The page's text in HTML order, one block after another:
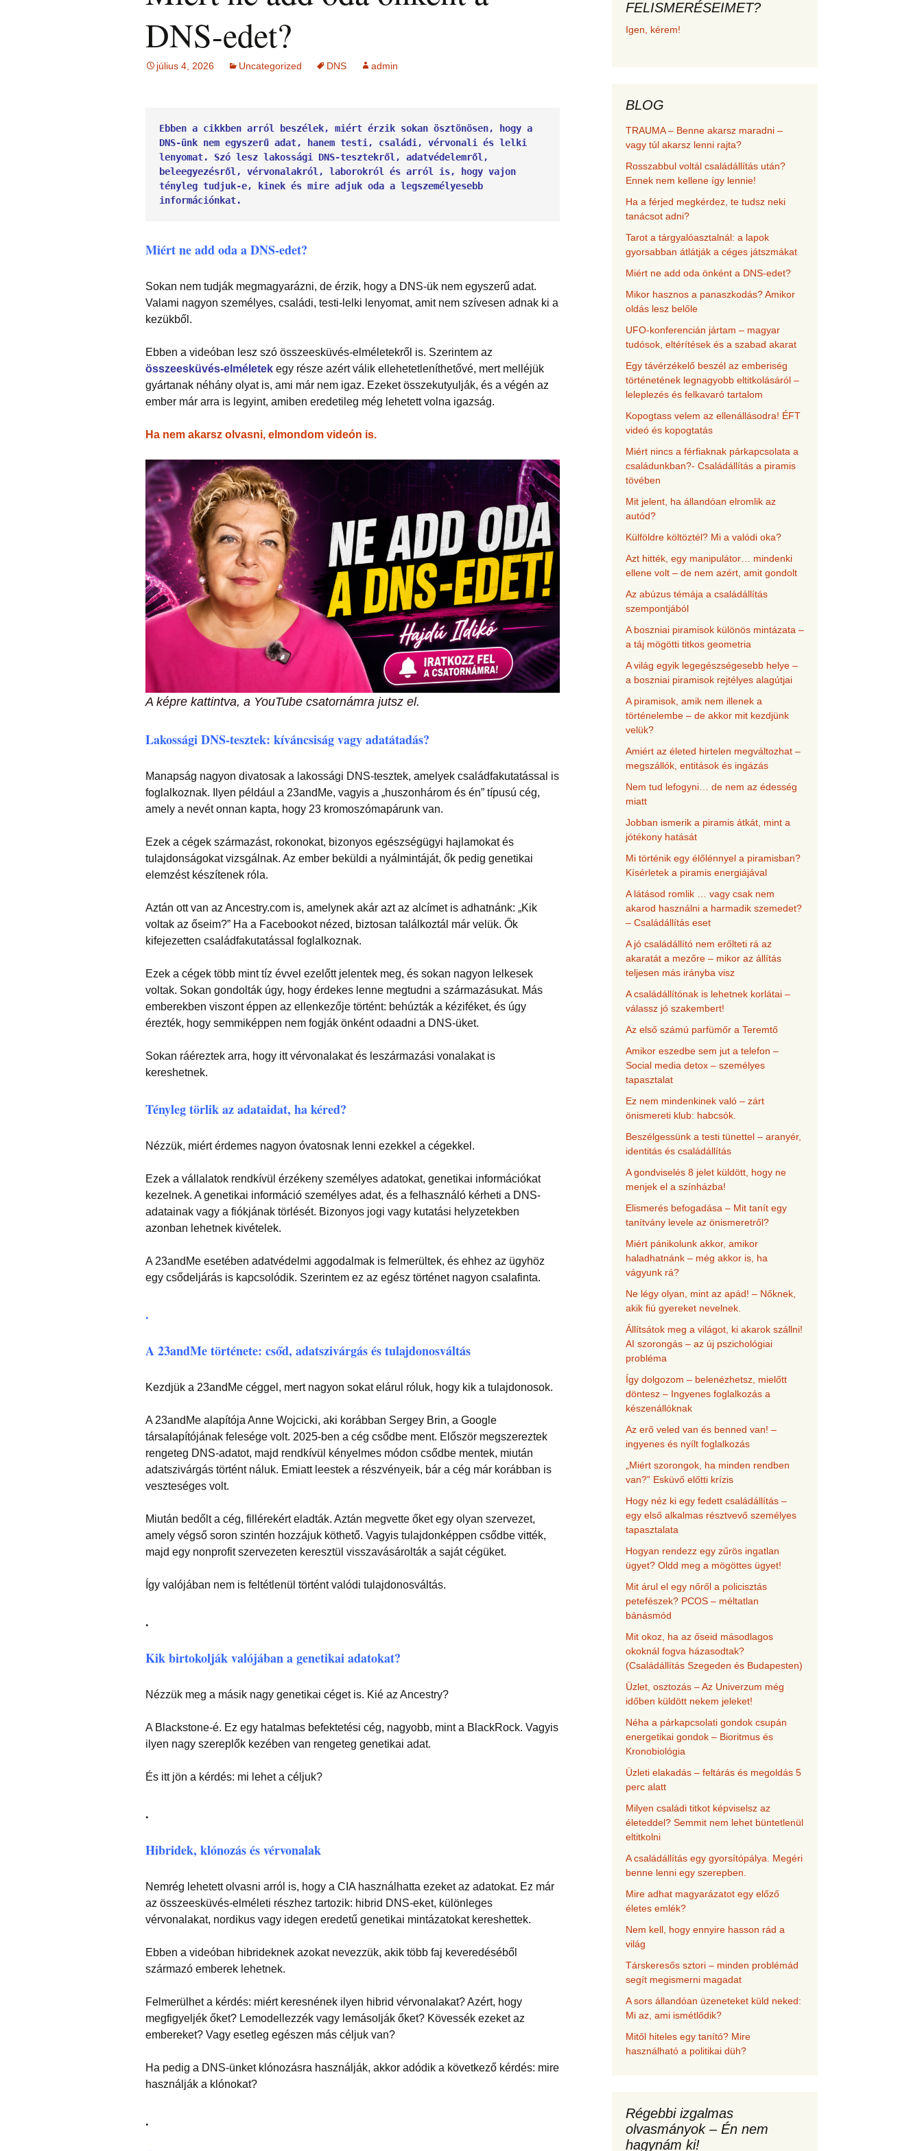
INGÁS KÖZVETÍTÉS –
TANFOLYAM
ÉFT FOGLALKOZÁS
Kronobiológia –
tanfolyam
Kronobiológiai
számolóprogram
BYRON KATIE – 4
KÉRDÉS TANFOLYAM
TANULJ
Online is
Megvásárolható
hanganyagok – régebbi
Ingás Lélekállítás
Lélekállítás ingával –
esetek
ÉLETFORGATÓKÖNYV
További kronobiológia
írások és videók
TAROT kártya
(sorselemzés és
problémafeltárás)
FELOLDÁS JÁTÉK
TUDATFORMATTÁLÁS
írások (ítéleteink
megfordítása)
MÁTRIXENERGETIKA
ACCESS
CONSCIOUSNESS
(hozzáférés a
tudatossághoz)
ELENGEDÉS
problémafeltárás
mesével
Alternatív megoldások
problémákra
Kronobiológiai esetek
Korlátozó hiedelmek a
testsúly, elhízás, evés,
… témakörében
témakörében
Öngyógyítás
frekvenciákkal
felismeréseimet és
DNS-edet?
július 4, 2026 Uncategorized DNS admin
Ebben a cikkben arról beszélek, miért érzik sokan ösztönösen, hogy a
DNS-ünk nem egyszerű adat, hanem testi, családi, vérvonali és lelki
lenyomat. Szó lesz lakossági DNS-tesztekről, adatvédelemről,
beleegyezésről, vérvonalakról, laborokról és arról is, hogy vajon
tényleg tudjuk-e, kinek és mire adjuk oda a legszemélyesebb
információnkat.
Miért ne add oda a DNS-edet?
Sokan nem tudják megmagyarázni, de érzik, hogy a DNS-ük nem egyszerű adat.
Valami nagyon személyes, családi, testi-lelki lenyomat, amit nem szívesen adnak ki a
kezükből.
Ebben a videóban lesz szó összeesküvés-elméletekről is. Szerintem az
összeesküvés-elméletek egy része azért válik ellehetetleníthetővé, mert melléjük
gyártanak néhány olyat is, ami már nem igaz. Ezeket összekutyulják, és a végén az
ember már arra is legyint, amiben eredetileg még lehetett volna igazság.
Ha nem akarsz olvasni, elmondom videón is.
A képre kattintva, a YouTube csatornámra jutsz el.
Lakossági DNS-tesztek: kíváncsiság vagy adatátadás?
Manapság nagyon divatosak a lakossági DNS-tesztek, amelyek családfakutatással is
foglalkoznak. Ilyen például a 23andMe, vagyis a „huszonhárom és én” típusú cég,
amely a nevét onnan kapta, hogy 23 kromoszómapárunk van.
Ezek a cégek származást, rokonokat, bizonyos egészségügyi hajlamokat és
tulajdonságokat vizsgálnak. Az ember beküldi a nyálmintáját, ők pedig genetikai
elemzést készítenek róla.
Aztán ott van az Ancestry.com is, amelynek akár azt az alcímet is adhatnánk: „Kik
voltak az őseim?” Ha a Facebookot nézed, biztosan találkoztál már velük. Ők
kifejezetten családfakutatással foglalkoznak.
Ezek a cégek több mint tíz évvel ezelőtt jelentek meg, és sokan nagyon lelkesek
voltak. Sokan gondolták úgy, hogy érdekes lenne megtudni a származásukat. Más
emberekben viszont éppen az ellenkezője történt: behúzták a kéziféket, és úgy
érezték, hogy semmiképpen nem fogják önként odaadni a DNS-üket.
Sokan ráéreztek arra, hogy itt vérvonalakat és leszármazási vonalakat is
kereshetnek.
Tényleg törlik az adataidat, ha kéred?
Nézzük, miért érdemes nagyon óvatosnak lenni ezekkel a cégekkel.
Ezek a vállalatok rendkívül érzékeny személyes adatokat, genetikai információkat
kezelnek. A genetikai információ személyes adat, és a felhasználó kérheti a DNS-
adatainak vagy a fiókjának törlését. Bizonyos jogi vagy kutatási helyzetekben
azonban lehetnek kivételek.
A 23andMe esetében adatvédelmi aggodalmak is felmerültek, és ehhez az ügyhöz
egy csődeljárás is kapcsolódik. Szerintem ez az egész történet nagyon csalafinta.
.
A 23andMe története: csőd, adatszivárgás és tulajdonosváltás
Kezdjük a 23andMe céggel, mert nagyon sokat elárul róluk, hogy kik a tulajdonosok.
A 23andMe alapítója Anne Wojcicki, aki korábban Sergey Brin, a Google
társalapítójának felesége volt. 2025-ben a cég csődbe ment. Először megszereztek
rengeteg DNS-adatot, majd rendkívül kényelmes módon csődbe mentek, miután
adatszivárgás történt náluk. Emiatt leestek a részvényeik, bár a cég már korábban is
veszteséges volt.
Miután bedőlt a cég, fillérekért eladták. Aztán megvette őket egy olyan szervezet,
amely végső soron szintén hozzájuk köthető. Vagyis tulajdonképpen csődbe vitték,
majd egy nonprofit szervezeten keresztül visszavásárolták a saját cégüket.
Így valójában nem is feltétlenül történt valódi tulajdonosváltás.
.
Kik birtokolják valójában a genetikai adatokat?
Nézzük meg a másik nagy genetikai céget is. Kié az Ancestry?
A Blackstone-é. Ez egy hatalmas befektetési cég, nagyobb, mint a BlackRock. Vagyis
ilyen nagy szereplők kezében van rengeteg genetikai adat.
És itt jön a kérdés: mi lehet a céljuk?
.
Hibridek, klónozás és vérvonalak
Nemrég lehetett olvasni arról is, hogy a CIA használhatta ezeket az adatokat. Ez már
az összeesküvés-elméleti részhez tartozik: hibrid DNS-eket, különleges
vérvonalakat, nordikus vagy idegen eredetű genetikai mintázatokat kereshettek.
Ebben a videóban hibrideknek azokat nevezzük, akik több faj keveredéséből
származó emberek lehetnek.
Felmerülhet a kérdés: miért keresnének ilyen hibrid vérvonalakat? Azért, hogy
megfigyeljék őket? Lemodellezzék vagy lemásolják őket? Kövessék ezeket az
embereket? Vagy esetleg egészen más céljuk van?
Ha pedig a DNS-ünket klónozásra használják, akkor adódik a következő kérdés: mire
használják a klónokat?
.
FELISMERÉSEIMET?
Igen, kérem!
BLOG
TRAUMA – Benne akarsz maradni –
vagy túl akarsz lenni rajta?
Rosszabbul voltál családállítás után?
Ennek nem kellene így lennie!
Ha a férjed megkérdez, te tudsz neki
tanácsot adni?
Tarot a tárgyalóasztalnál: a lapok
gyorsabban átlátják a céges játszmákat
Miért ne add oda önként a DNS-edet?
Mikor hasznos a panaszkodás? Amikor
oldás lesz belőle
UFO-konferencián jártam – magyar
tudósok, eltérítések és a szabad akarat
Egy távérzékelő beszél az emberiség
történetének legnagyobb eltitkolásáról –
leleplezés és felkavaró tartalom
Kopogtass velem az ellenállásodra! ÉFT
videó és kopogtatás
Miért nincs a férfiaknak párkapcsolata a
családunkban?- Családállítás a piramis
tövében
Mit jelent, ha állandóan elromlik az
autód?
Külföldre költöztél? Mi a valódi oka?
Azt hitték, egy manipulátor… mindenki
ellene volt – de nem azért, amit gondolt
Az abúzus témája a családállítás
szempontjából
A boszniai piramisok különös mintázata –
a táj mögötti titkos geometria
A világ egyik legegészségesebb helye –
a boszniai piramisok rejtélyes alagútjai
A piramisok, amik nem illenek a
történelembe – de akkor mit kezdjünk
velük?
Amiért az életed hirtelen megváltozhat –
megszállók, entitások és ingázás
Nem tud lefogyni… de nem az édesség
miatt
Jobban ismerik a piramis átkát, mint a
jótékony hatását
Mi történik egy élőlénnyel a piramisban?
Kísérletek a piramis energiájával
A látásod romlik … vagy csak nem
akarod használni a harmadik szemedet?
– Családállítás eset
A jó családállító nem erőlteti rá az
akaratát a mezőre – mikor az állítás
teljesen más irányba visz
A családállítónak is lehetnek korlátai –
válassz jó szakembert!
Az első számú parfümőr a Teremtő
Amikor eszedbe sem jut a telefon –
Social media detox – személyes
tapasztalat
Ez nem mindenkinek való – zárt
önismereti klub: habcsók.
Beszélgessünk a testi tünettel – aranyér,
identitás és családállítás
A gondviselés 8 jelet küldött, hogy ne
menjek el a színházba!
Elismerés befogadása – Mit tanít egy
tanítvány levele az önismeretről?
Miért pánikolunk akkor, amikor
haladhatnánk – még akkor is, ha
vágyunk rá?
Ne légy olyan, mint az apád! – Nőknek,
akik fiú gyereket nevelnek.
Állítsátok meg a világot, ki akarok szállni!
AI szorongás – az új pszichológiai
probléma
Így dolgozom – belenézhetsz, mielőtt
döntesz – Ingyenes foglalkozás a
készenállóknak
Az erő veled van és benned van! –
ingyenes és nyílt foglalkozás
„Miért szorongok, ha minden rendben
van?” Esküvő előtti krízis
Hogy néz ki egy fedett családállítás –
egy első alkalmas résztvevő személyes
tapasztalata
Hogyan rendezz egy zűrös ingatlan
ügyet? Oldd meg a mögöttes ügyet!
Mit árul el egy nőről a policisztás
petefészek? PCOS – méltatlan
bánásmód
Mit okoz, ha az őseid másodlagos
okoknál fogva házasodtak?
(Családállítás Szegeden és Budapesten)
Üzlet, osztozás – Az Univerzum még
időben küldött nekem jeleket!
Néha a párkapcsolati gondok csupán
energetikai gondok – Bioritmus és
Kronobiológia
Üzleti elakadás – feltárás és megoldás 5
perc alatt
Milyen családi titkot képviselsz az
életeddel? Semmit nem lehet büntetlenül
eltitkolni
A családállítás egy gyorsítópálya. Megéri
benne lenni egy szerepben.
Mire adhat magyarázatot egy előző
életes emlék?
Nem kell, hogy ennyire hasson rád a
világ
Társkeresős sztori – minden problémád
segít megismerni magadat
A sors állandóan üzeneteket küld neked:
Mi az, ami ismétlődik?
Mitől hiteles egy tanító? Mire
használható a politikai düh?
Régebbi izgalmas
olvasmányok – Én nem
hagynám ki!